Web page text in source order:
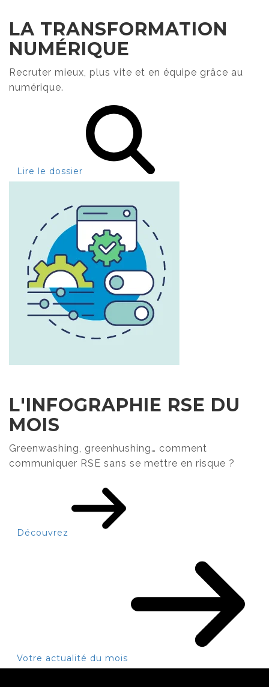
LA TRANSFORMATION
NUMÉRIQUE
Recruter mieux, plus vite et en équipe grâce au
numérique.
Lire le dossier
L'INFOGRAPHIE RSE DU
MOIS
Greenwashing, greenhushing… comment
communiquer RSE sans se mettre en risque ?
Découvrez
Votre actualité du mois